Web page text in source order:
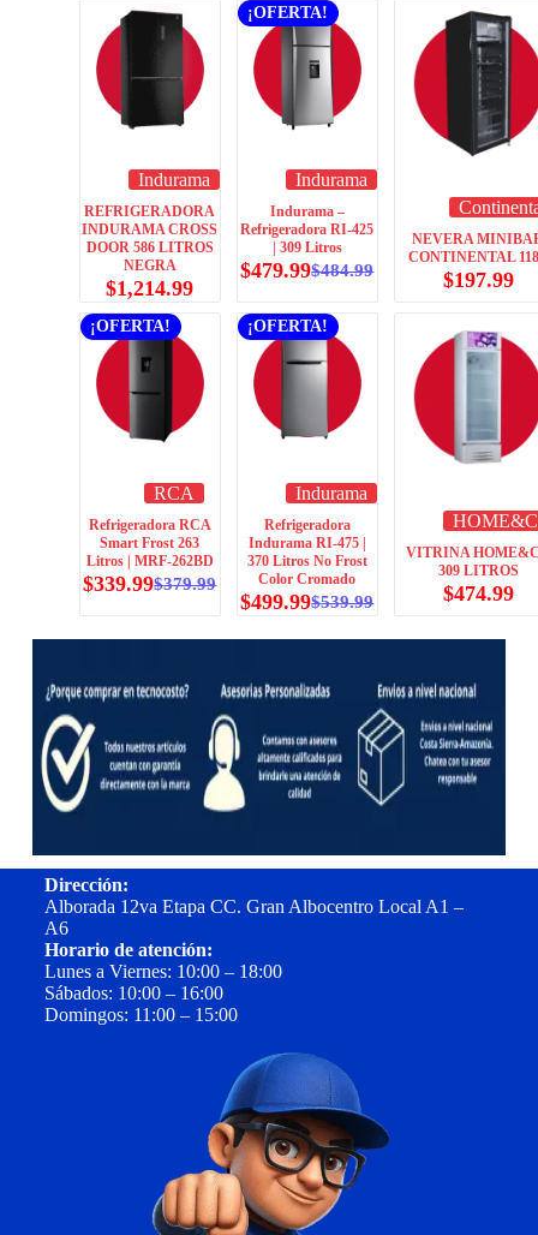
Indurama
REFRIGERADORA
INDURAMA CROSS
DOOR 586 LITROS
NEGRA
$1,214.99
¡OFERTA!
Indurama
Indurama –
Refrigeradora RI-425
| 309 Litros
$484.99
$479.99
NEVERA
CONTINENTAL
$197.99
¡OFERTA!
RCA
Refrigeradora RCA
Smart Frost 263
Litros | MRF-262BD
$379.99
$339.99
¡OFERTA!
Indurama
Refrigeradora
Indurama RI-475 |
370 Litros No Frost
Color Cromado
$539.99
$499.99
VITRINA
309 LITROS
$474.99
Dirección:
Alborada 12va Etapa CC. Gran Albocentro Local A1 –
A6
Horario de atención:
Lunes a Viernes: 10:00 – 18:00
Sábados: 10:00 – 16:00
Domingos: 11:00 – 15:00